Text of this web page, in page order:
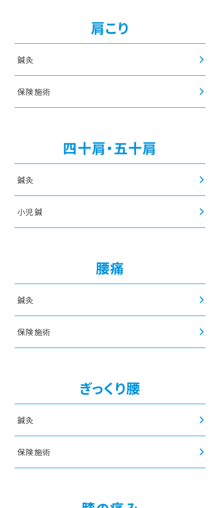
肩こり
鍼灸
保険施術
四十肩・五十肩
鍼灸
小児鍼
腰痛
鍼灸
保険施術
ぎっくり腰
鍼灸
保険施術